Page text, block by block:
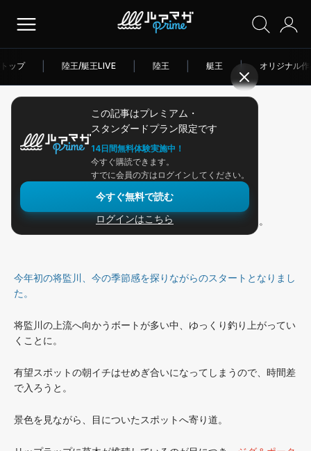
トップ 陸王/艇王LIVE 陸王 艇王 | オリジナル
この記事はプレミアム・
スタンダードプラン限定です
14日間無料体験実施中！
今すぐ購読できます。
すでに会員の方はログインしてください。
今すぐ無料で読む
ログインはこちら
アングラー連載
『WEST BOAT CUP』参戦！
『WEST BOAT CUP』の初戦に参戦しました。
今年初の将監川、今の季節感を探りながらのスタートとなりまし
た。
将監川の上流へ向かうボートが多い中、ゆっくり釣り上がってい
くことに。
有望スポットの朝イチはせめぎ合いになってしまうので、時間差
で入ろうと。
景色を見ながら、目についたスポットへ寄り道。